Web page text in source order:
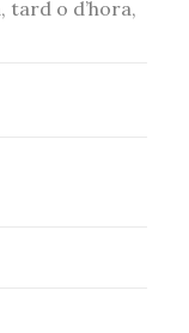
tard o d’hora,